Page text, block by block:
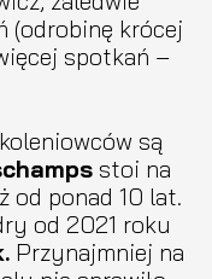
(odrobinę krócej
spotkań –
są
stoi na
od ponad 10 lat.
od 2021 roku
Przynajmniej na